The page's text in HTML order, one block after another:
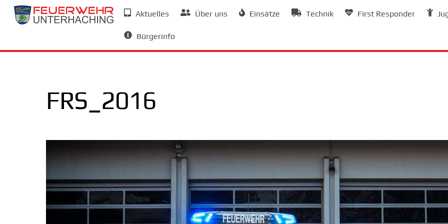
Skip
Aktuelles Über uns Einsätze Technik First Responder
Bürgerinfo
FRS_2016